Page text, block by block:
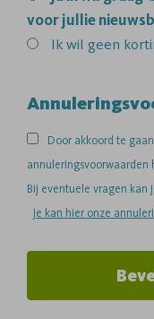
voor jullie
Ik wil geen
Door akkoord te
annuleringsvoorwaarden
Bij eventuele vragen kan
Je kan hier onze